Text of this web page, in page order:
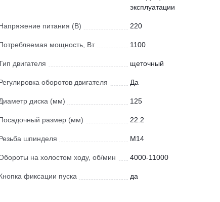
эксплуатации
питания (В) 220
мощность, Вт 1100
двигателя щеточный
оборотов двигателя Да
диска (мм) 125
размер (мм) 22.2
шпинделя М14
на холостом ходу, об/мин 4000-11000
фиксации пуска да